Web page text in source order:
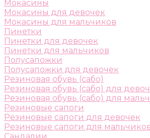
Мокасины
Мокасины для девочек
Мокасины для мальчиков
Пинетки
Пинетки для девочек
Пинетки для мальчиков
Полусапожки
Полусапожки для девочек
Резиновая обувь (сабо)
Резиновая обувь (сабо) для
Резиновая обувь (сабо) для
Резиновые сапоги
Резиновые сапоги для девочек
Резиновые сапоги для